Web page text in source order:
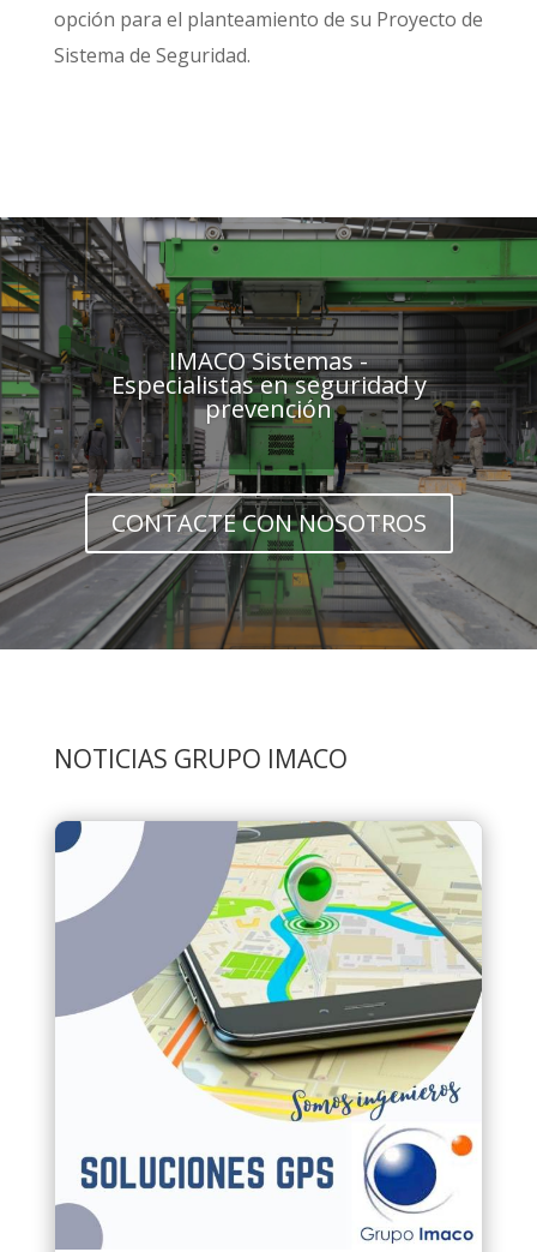
opción para el planteamiento de su Proyecto de
Sistema de Seguridad.
IMACO Sistemas -
Especialistas en seguridad y
prevención
CONTACTE CON NOSOTROS
NOTICIAS GRUPO IMACO